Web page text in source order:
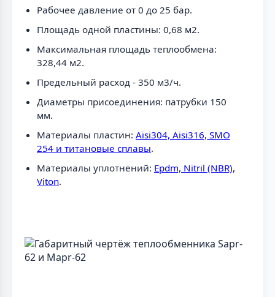
Рабочее давление от 0 до 25 бар.
Площадь одной пластины: 0,68 м2.
Максимальная площадь теплообмена:
328,44 м2.
Предельный расход - 350 м3/ч.
Диаметры присоединения: патрубки 150
мм.
Материалы пластин: Aisi304, Aisi316, SMO
254 и титановые сплавы.
Материалы уплотнений: Epdm, Nitril (NBR),
Viton.